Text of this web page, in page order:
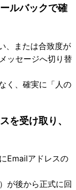
ルバックで確
、または合致度が
ッセージへ切り替
く、確実に「人の
を受け取り、
Emailアドレスの
が後から正式に回